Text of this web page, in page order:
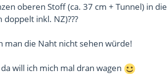
oberen Stoff (ca. 37 cm + Tunnel) in die
inkl. NZ)???
man die Naht nicht sehen würde!
will ich mich mal dran wagen